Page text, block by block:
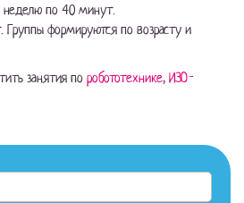
неделю по 40 минут.
формируются по возрасту и
занятия по робототехнике, ИЗО-